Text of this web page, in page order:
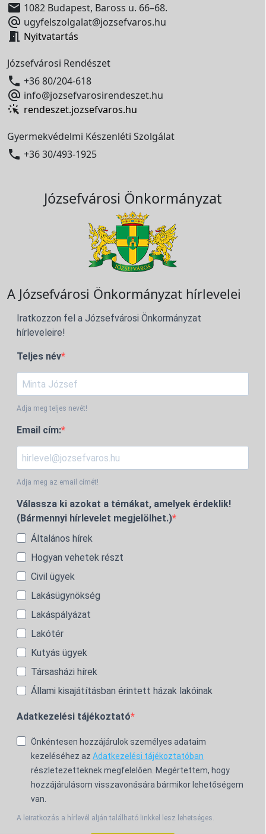
 1082 Budapest, Baross u. 66–68.
 ugyfelszolgalat@jozsefvaros.hu
 Nyitvatartás
Józsefvárosi Rendészet
 +36 80/204-618
 info@jozsefvarosirendeszet.hu
rendeszet.jozsefvaros.hu
Gyermekvédelmi Készenléti Szolgálat
 +36 30/493-1925
Józsefvárosi Önkormányzat
A Józsefvárosi Önkormányzat hírlevelei
Iratkozzon fel a Józsefvárosi Önkormányzat
hírleveleire!
Teljes név
Adja meg teljes nevét!
Email cím:
Adja meg az email címét!
Válassza ki azokat a témákat, amelyek érdeklik!
(Bármennyi hírlevelet megjelölhet.)
Általános hírek
Hogyan vehetek részt
Civil ügyek
Lakásügynökség
Lakáspályázat
Lakótér
Kutyás ügyek
Társasházi hírek
Állami kisajátításban érintett házak lakóinak
Adatkezelési tájékoztató
Önkéntesen hozzájárulok személyes adataim
kezeléséhez az Adatkezelési tájékoztatóban
részletezetteknek megfelelően. Megértettem, hogy
hozzájárulásom visszavonására bármikor lehetőségem
van.
A leiratkozás a hírlevél alján található linkkel lesz lehetséges.